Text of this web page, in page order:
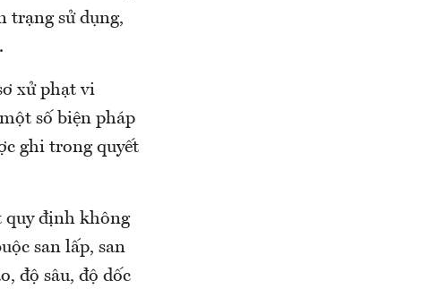
trạng sử dụng,
xử phạt vi
số biện pháp
ghi trong quyết
quy định không
san lấp, san
độ sâu, độ dốc